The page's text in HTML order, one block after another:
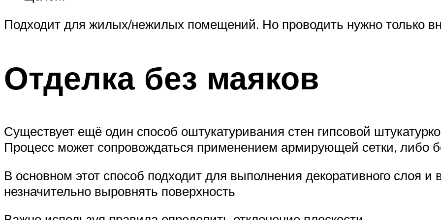
Подходит для жилых/нежилых помещений. Но проводить нужно только
Отделка без маяков
Существует ещё один способ оштукатуривания стен гипсовой
Процесс может сопровождаться применением армирующей сетки, либо
В основном этот способ подходит для выполнения декоративного слоя и
незначительно выровнять поверхность